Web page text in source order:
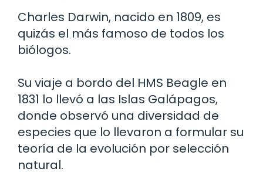
Charles Darwin, nacido en 1809, es
quizás el más famoso de todos los
biólogos.
Su viaje a bordo del HMS Beagle en
1831 lo llevó a las Islas Galápagos,
donde observó una diversidad de
especies que lo llevaron a formular su
teoría de la evolución por selección
natural.